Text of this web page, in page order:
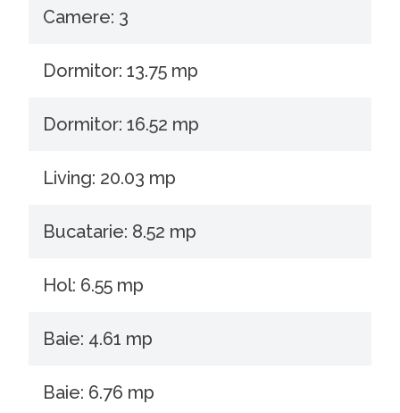
Camere: 3
Dormitor: 13.75 mp
Dormitor: 16.52 mp
Living: 20.03 mp
Bucatarie: 8.52 mp
Hol: 6.55 mp
Baie: 4.61 mp
Baie: 6.76 mp